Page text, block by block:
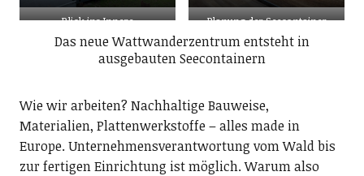
Blick ins Innere
Planung der Seecontainer
Das neue Wattwanderzentrum entsteht in
ausgebauten Seecontainern
Wie wir arbeiten? Nachhaltige Bauweise,
Materialien, Plattenwerkstoffe – alles made in
Europe. Unternehmensverantwortung vom Wald bis
zur fertigen Einrichtung ist möglich. Warum also